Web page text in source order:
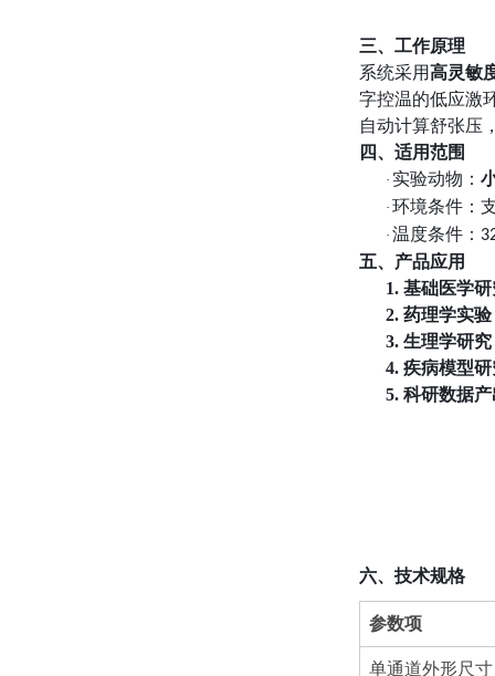
三、工作原理
系统采用高灵敏
字控温的低应激
自动计算舒张压
四、适用范围
· 实验动物：
· 环境条件：
· 温度条件：
五、产品应用
1. 基础医学研
2. 药理学实验
3. 生理学研究
4. 疾病模型研
5. 科研数据产
六、技术规格
参数项
单通道外形尺寸